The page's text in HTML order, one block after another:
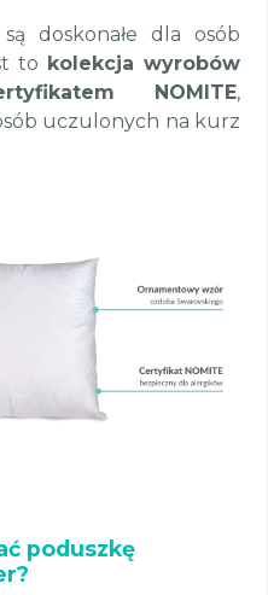
doskonałe dla osób
to kolekcja wyrobów
NOMITE,
uczulonych na kurz
poduszkę